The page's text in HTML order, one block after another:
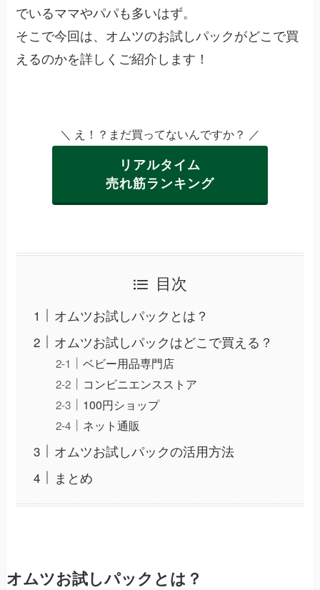
でいるママやパパも多いはず。
そこで今回は、オムツのお試しパックがどこで買
えるのかを詳しくご紹介します！
＼ え！？まだ買ってないんですか？ ／
リアルタイム
売れ筋ランキング
目次
オムツお試しパックとは？
オムツお試しパックはどこで買える？
ベビー用品専門店
コンビニエンスストア
100円ショップ
ネット通販
オムツお試しパックの活用方法
まとめ
オムツお試しパックとは？